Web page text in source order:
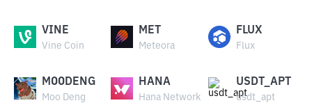
VINE
Vine Coin
MET
Meteora
FLUX
Flux
MOODENG
Moo Deng
HANA
Hana Network
USDT_APT
usdt_apt